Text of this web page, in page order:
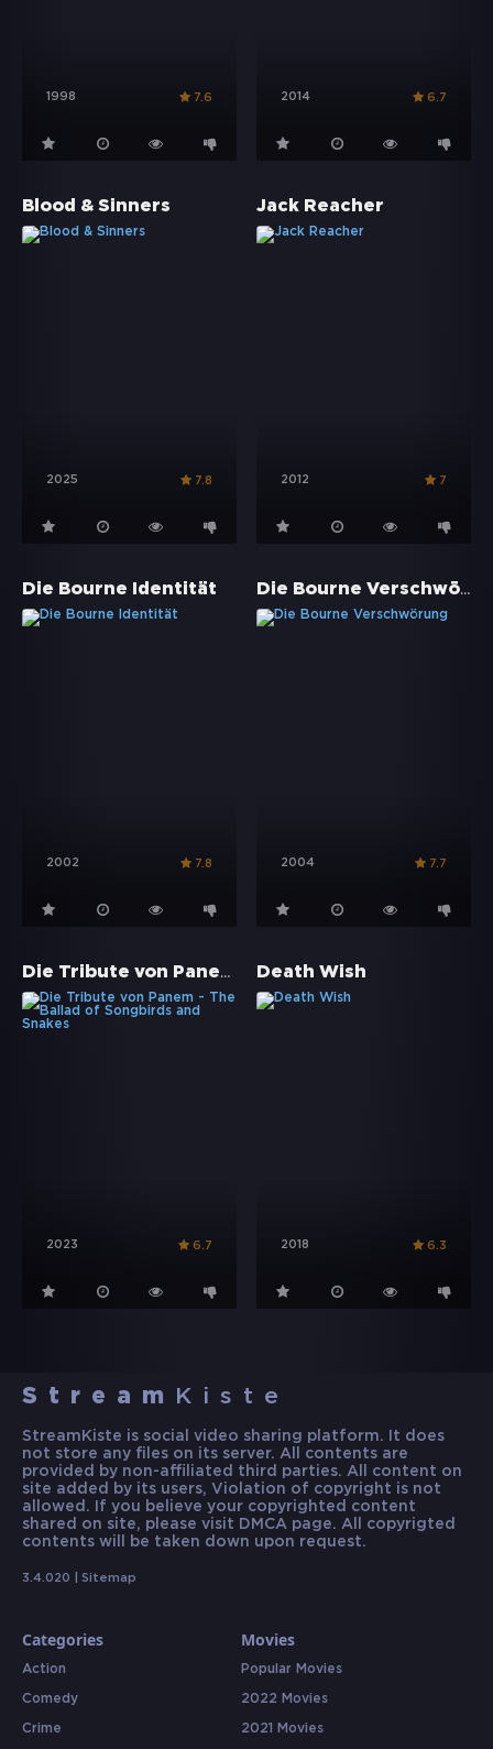
1998 7.6 2014 6.7
Blood & Sinners
2025 7.8
Jack Reacher
2012 7
Die Bourne Identität
2002 7.8
Die Bourne Verschwörung
2004 7.7
Die Tribute von Panem - The Ballad of Songbirds and Snakes
2023 6.7
Death Wish
2018 6.3
Stream Kiste
StreamKiste is social video sharing platform. It does
not store any files on its server. All contents are
provided by non-affiliated third parties. All content on
site added by its users, Violation of copyright is not
allowed. If you believe your copyrighted content
shared on site, please visit DMCA page. All copyrigted
contents will be taken down upon request.
3.4.020 | Sitemap
Categories
Action
Comedy
Crime
Movies
Popular Movies
2022 Movies
2021 Movies